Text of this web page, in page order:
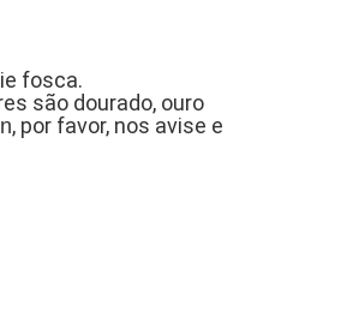
fosca.
são dourado, ouro
, por favor, nos avise e